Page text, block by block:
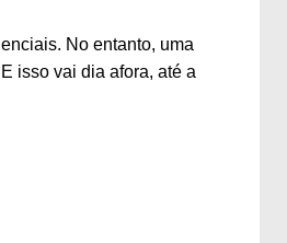
No entanto, uma
isso vai dia afora, até a